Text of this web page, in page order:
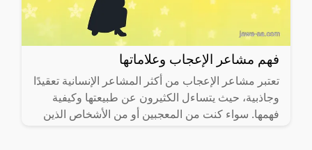
فهم مشاعر الإعجاب وعلاماتها
تعتبر مشاعر الإعجاب من أكثر المشاعر الإنسانية تعقيدًا
وجاذبية، حيث يتساءل الكثيرون عن طبيعتها وكيفية
فهمها. سواء كنت من المعجبين أو من الأشخاص الذين